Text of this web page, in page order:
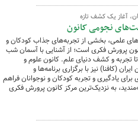
آغاز یک کشف تازه
نجومی کانون
علمی، بخشی از تجربه‌های جذاب کودکان و
پرورش فکری است؛ از آشنایی با آسمان شب
تجربه و کشف دنیای علم. کانون علوم و
(کافنا) نیز با برگزاری برنامه‌ها و
یادگیری و تجربه کودکان و نوجوانان فراهم
به نزدیک‌ترین مرکز کانون پرورش فکری